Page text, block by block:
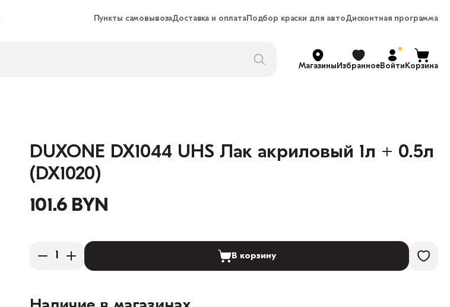
Пункты самовывозаДоставка и оплатаПодбор краски для автоДисконтная программа
МагазиныИзбранноеВойтиКорзина
DUXONE DX1044 UHS Лак акриловый 1л + 0.5л
(DX1020)
101.6 BYN
В корзину